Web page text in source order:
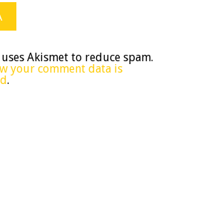
Akismet to reduce spam.
your comment data is
.